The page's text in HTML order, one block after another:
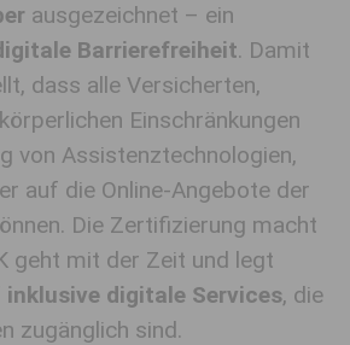
ausgezeichnet – ein
Barrierefreiheit. Damit
dass alle Versicherten,
Einschränkungen
von Assistenztechnologien,
auf die Online-Angebote der
Die Zertifizierung macht
geht mit der Zeit und legt
inklusive digitale Services, die
zugänglich sind.